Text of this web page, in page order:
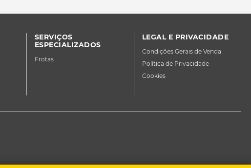
SERVIÇOS
ESPECIALIZADOS
Frotas
LEGAL E PRIVACIDADE
Condições Gerais de Venda
Política de Privacidade
Cookies